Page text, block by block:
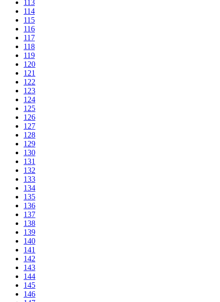
113
114
115
116
117
118
119
120
121
122
123
124
125
126
127
128
129
130
131
132
133
134
135
136
137
138
139
140
141
142
143
144
145
146